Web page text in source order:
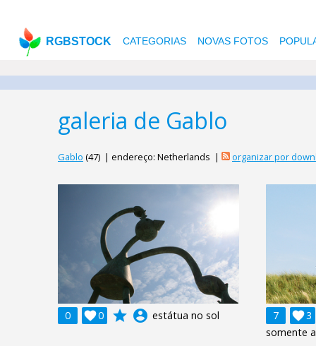
RGBSTOCK CATEGORIAS NOVAS FOTOS
galeria de Gablo
Gablo (47) | endereço: Netherlands | organizar por
0 0
 grade account_circle estátua no sol 7 3

somente